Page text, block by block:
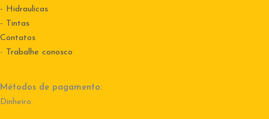
- Hidraulicas
- Tintas
Contatos
- Trabalhe conosco
Métodos de pagamento:
Dinheiro.